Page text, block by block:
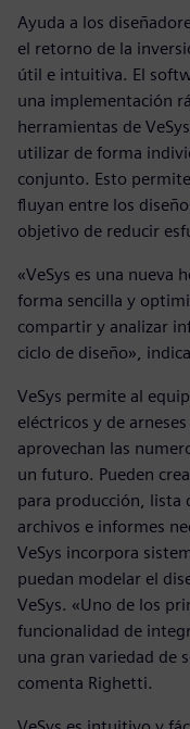
Ayuda a los
el retorno de la
útil e intuitiva. El
una implementación
herramientas de
utilizar de forma
conjunto. Esto
fluyan entre los
objetivo de reducir
«VeSys es una nueva
forma sencilla y
compartir y analizar
ciclo de diseño»,
VeSys permite al
eléctricos y de
aprovechan las
un futuro. Pueden
para producción, lista
archivos e informes
VeSys incorpora
puedan modelar el
VeSys. «Uno de los
funcionalidad de
una gran variedad de
comenta Righetti.